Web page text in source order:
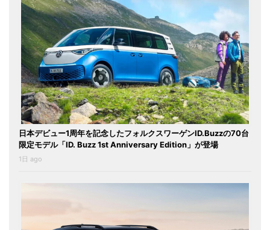
日本デビュー1周年を記念したフォルクスワーゲンID.Buzzの70台
限定モデル「ID. Buzz 1st Anniversary Edition」が登場
1日 ago